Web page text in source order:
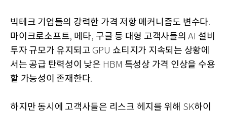
빅테크 기업들의 강력한 가격 저항 메커니즘도 변수다.
마이크로소프트, 메타, 구글 등 대형 고객사들의AI 설비
투자 규모가 유지되고 GPU 쇼티지가 지속되는 상황에
서는 공급 탄력성이 낮은 HBM 특성상 가격 인상을 수용
할 가능성이 존재한다.
하지만 동시에 고객사들은 리스크 헤지를 위해 SK하이